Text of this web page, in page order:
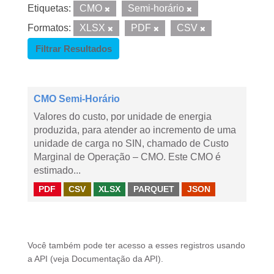
Etiquetas: CMO
Semi-horário
Formatos:
XLSX PDF
CSV
Filtrar Resultados
CMO Semi-Horário
Valores do custo, por unidade de energia
produzida, para atender ao incremento de uma
unidade de carga no SIN, chamado de Custo
Marginal de Operação – CMO. Este CMO é
estimado...
PDF CSV XLSX PARQUET JSON
Você também pode ter acesso a esses registros usando
a API (veja Documentação da API ).